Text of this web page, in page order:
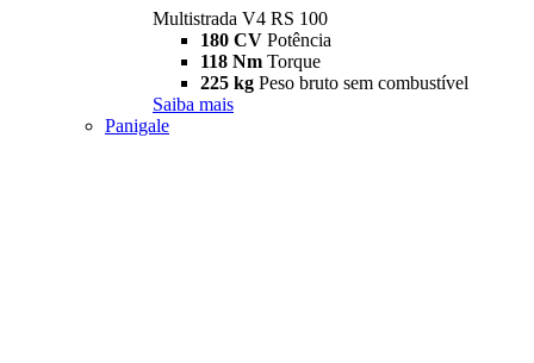
Multistrada V4 RS 100
180 CV Potência
118 Nm Torque
225 kg Peso bruto sem combustível
Saiba mais
Panigale